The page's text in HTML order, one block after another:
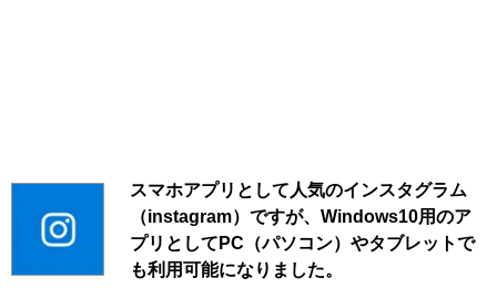
スマホアプリとして人気のインスタグラム
（instagram）ですが、Windows10用のア
プリとしてPC（パソコン）やタブレットで
も利用可能になりました。